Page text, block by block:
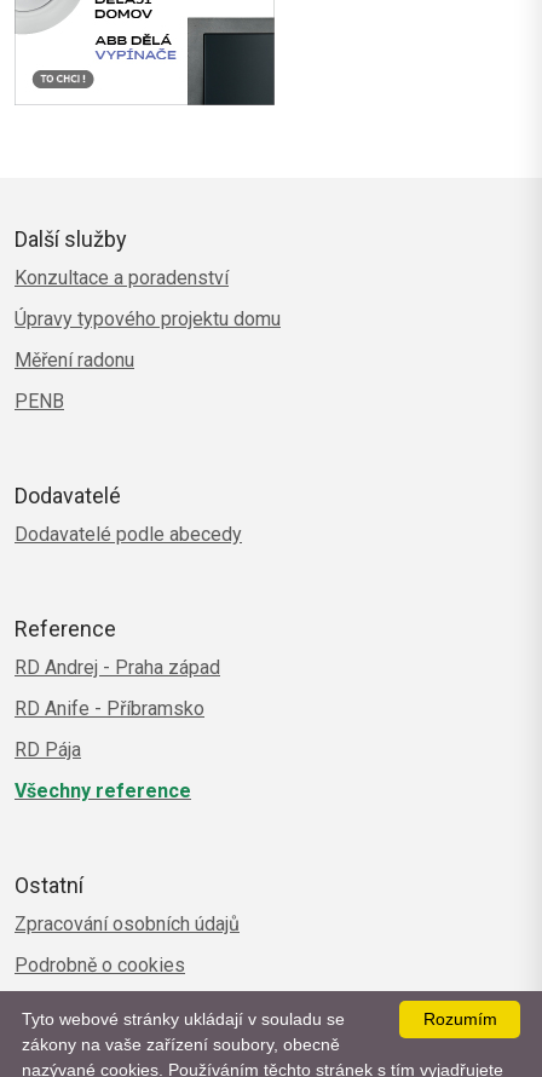
Další služby
Konzultace a poradenství
Úpravy typového projektu domu
Měření radonu
PENB
Dodavatelé
Dodavatelé podle abecedy
Reference
RD Andrej - Praha západ
RD Anife - Příbramsko
RD Pája
Všechny reference
Ostatní
Zpracování osobních údajů
Podrobně o cookies
Rozumím
Tyto webové stránky ukládají v souladu se
zákony na vaše zařízení soubory, obecně
nazývané cookies. Používáním těchto stránek s tím vyjadřujete